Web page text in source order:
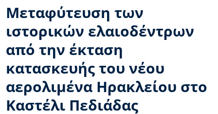
Mεταφύτευση των
ιστορικών ελαιοδέντρων
από την έκταση
κατασκευής του νέου
αερολιμένα Ηρακλείου στο
Καστέλι Πεδιάδας